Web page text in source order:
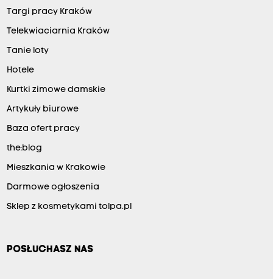
Targi pracy Kraków
Telekwiaciarnia Kraków
Tanie loty
Hotele
Kurtki zimowe damskie
Artykuły biurowe
Baza ofert pracy
the:blog
Mieszkania w Krakowie
Darmowe ogłoszenia
Sklep z kosmetykami tolpa.pl
POSŁUCHASZ NAS